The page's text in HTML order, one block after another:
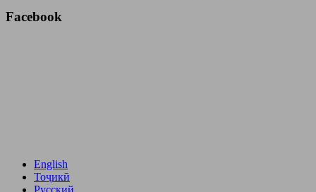
Facebook
English
Тоҷикӣ
Русский